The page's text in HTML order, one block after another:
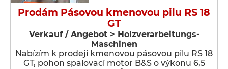
Prodám Pásovou kmenovou pilu RS 18
GT
Verkauf / Angebot > Holzverarbeitungs-
Maschinen
Nabízím k prodeji kmenovou pásovou pilu RS 18
GT, pohon spalovací motor B&S o výkonu 6,5